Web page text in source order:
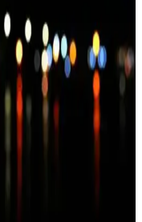
Jüt İp ve Hasır
alanları ve kullanıcı
ve el sanatlarınızda
Dayanıklı
fiyat ve